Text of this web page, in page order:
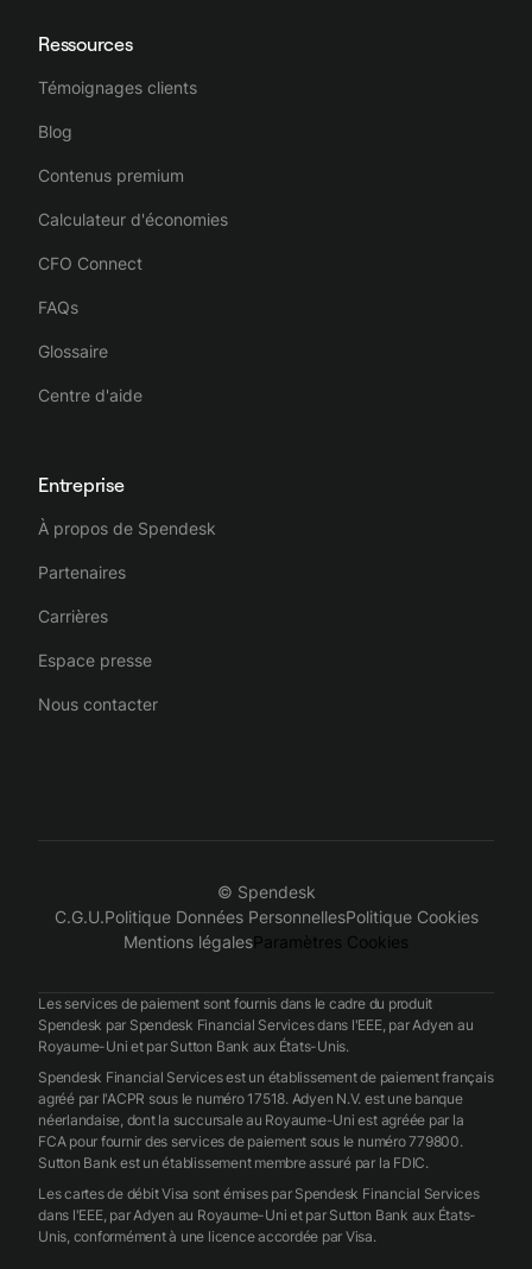
Ressources
Témoignages clients
Blog
Contenus premium
Calculateur d'économies
CFO Connect
FAQs
Glossaire
Centre d'aide
Entreprise
À propos de Spendesk
Partenaires
Carrières
Espace presse
Nous contacter
© Spendesk
C.G.U.Politique Données PersonnellesPolitique Cookies
Mentions légalesParamètres Cookies
Les services de paiement sont fournis dans le cadre du produit
Spendesk par Spendesk Financial Services dans l'EEE, par Adyen au
Royaume-Uni et par Sutton Bank aux États-Unis.
Spendesk Financial Services est un établissement de paiement français
agréé par l'ACPR sous le numéro 17518. Adyen N.V. est une banque
néerlandaise, dont la succursale au Royaume-Uni est agréée par la
FCA pour fournir des services de paiement sous le numéro 779800.
Sutton Bank est un établissement membre assuré par la FDIC.
Les cartes de débit Visa sont émises par Spendesk Financial Services
dans l'EEE, par Adyen au Royaume-Uni et par Sutton Bank aux États-
Unis, conformément à une licence accordée par Visa.